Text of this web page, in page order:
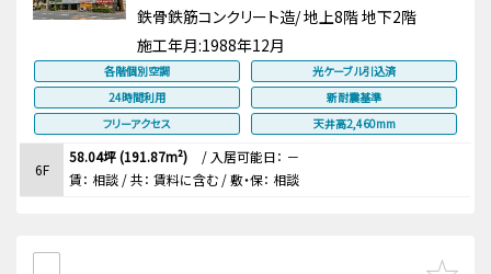
鉄骨鉄筋コンクリート造/ 地上8階 地下2階
施工年月:1988年12月
各階個別空調
光ケーブル引込済
24時間利用
新耐震基準
フリーアクセス
天井高2,460mm
6F
58.04坪 (191.87m²) / 入居可能日： －
賃： 相談 / 共： 賃料に含む / 敷・保： 相談